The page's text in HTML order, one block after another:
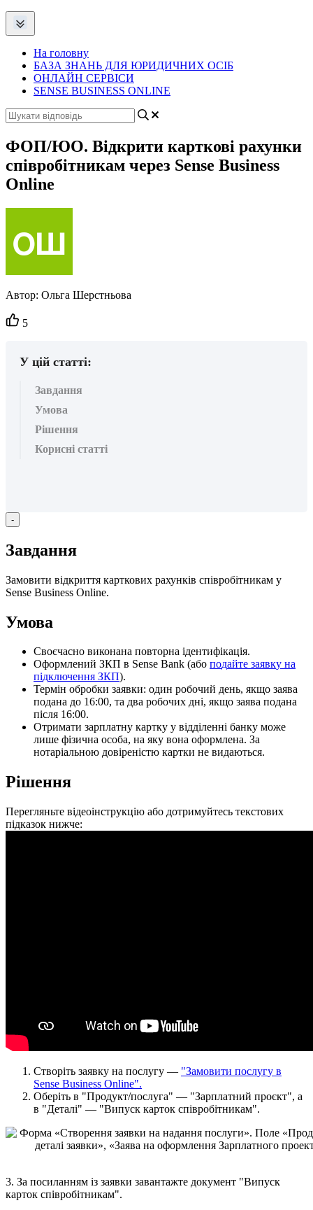
На головну
БАЗА ЗНАНЬ ДЛЯ ЮРИДИЧНИХ ОСІБ
ОНЛАЙН СЕРВІСИ
SENSE BUSINESS ONLINE
ФОП/ЮО. Відкрити карткові рахунки
співробітникам через Sense Business
Online
Автор: Ольга Шерстньова
Кількість
вподобайок:
5
У цій статті:
Завдання
Умова
Рішення
Корисні статті
-
Завдання
Замовити відкриття карткових рахунків співробітникам у
Sense Business Online.
Умова
Своєчасно виконана повторна ідентифікація.
Оформлений ЗКП в Sense Bank (або подайте заявку на
підключення ЗКП).
Термін обробки заявки: один робочий день, якщо заява
подана до 16:00, та два робочих дні, якщо заява подана
після 16:00.
Отримати зарплатну картку у відділенні банку може
лише фізична особа, на яку вона оформлена. За
нотаріальною довіреністю картки не видаються.
Рішення
Перегляньте відеоінструкцію або дотримуйтесь текстових
підказок нижче:
Створіть заявку на послугу — "Замовити послугу в
Sense Business Online".
Оберіть в "Продукт/послуга" — "Зарплатний проєкт", а
в "Деталі" — "Випуск карток співробітникам".
3. За посиланням із заявки завантажте документ "Випуск
карток співробітникам".